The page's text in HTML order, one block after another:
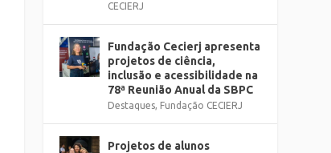
CECIERJ
Fundação Cecierj apresenta
projetos de ciência,
inclusão e acessibilidade na
78ª Reunião Anual da SBPC
Destaques, Fundação CECIERJ
Projetos de alunos